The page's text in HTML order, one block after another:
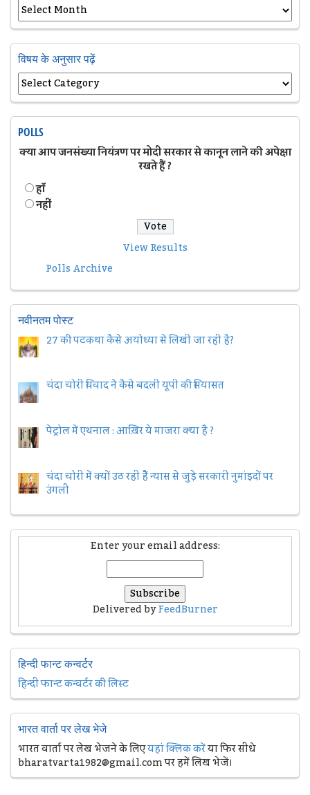
विषय के अनुसार पढ़ें
POLLS
क्या आप जनसंख्या नियंत्रण पर मोदी सरकार से कानून लाने की अपेक्षा
रखते हैं ?
हॉं
नहीं
View Results
Polls Archive
नवीनतम पोस्ट
27 की पटकथा कैसे अयोध्या से लिखी जा रही है?
चंदा चोरी विवाद ने कैसे बदली यूपी की सियासत
पेट्रोल में एथनाल : आख़िर ये माजरा क्या है ?
चंदा चोरी में क्यों उठ रही हैैं न्यास से जुड़े सरकारी नुमांइदों पर
उंगली
Enter your email address:
Delivered byFeedBurner
हिन्दी फान्ट कन्वर्टर
हिन्दी फान्ट कन्वर्टर की लिस्ट
भारत वार्ता पर लेख भेजे
भारत वार्ता पर लेख भेजने के लिएयहां क्लिक करेंया फिर सीधे
bharatvarta1982@gmail.com पर हमें लिख भेजें।